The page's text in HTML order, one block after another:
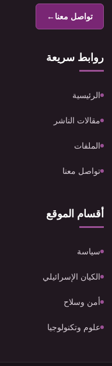
تواصل معنا←
روابط سريعة
الرئيسية
مقالات الناشر
الملفات
تواصل معنا
أقسام الموقع
سياسة
الكيان الإسرائيلي
أمن وسلاح
علوم وتكنولوجيا